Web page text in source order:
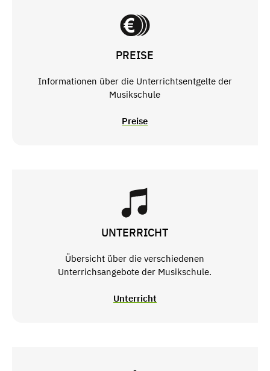
PREISE
Informationen über die Unterrichtsentgelte der
Musikschule
Preise
UNTERRICHT
Übersicht über die verschiedenen
Unterrichsangebote der Musikschule.
Unterricht